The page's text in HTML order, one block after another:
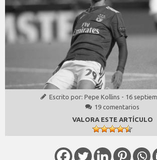
Escrito por: Pepe Kollins - 16
19 comentarios
VALORA ESTE ARTÍCULO